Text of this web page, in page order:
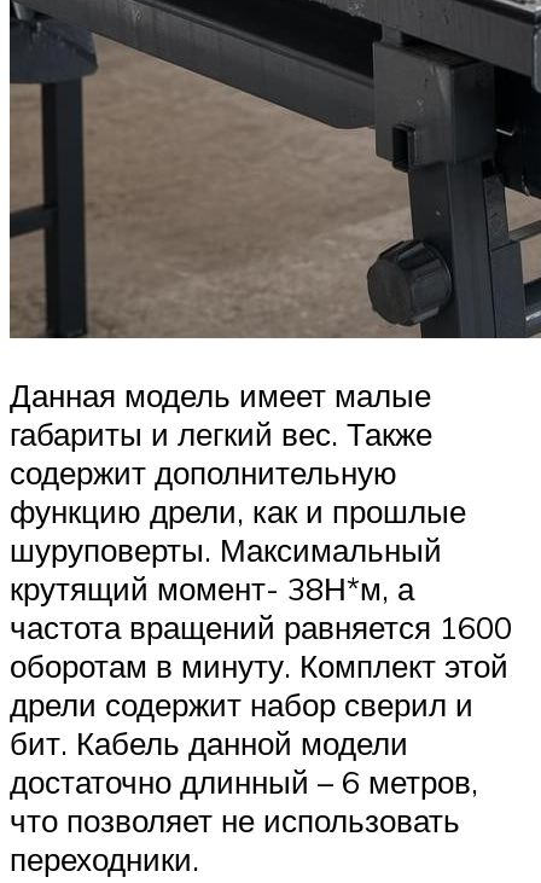
Данная модель имеет малые
габариты и легкий вес. Также
содержит дополнительную
функцию дрели, как и прошлые
шуруповерты. Максимальный
крутящий момент- 38Н*м, а
частота вращений равняется 1600
оборотам в минуту. Комплект этой
дрели содержит набор сверил и
бит. Кабель данной модели
достаточно длинный – 6 метров,
что позволяет не использовать
переходники.